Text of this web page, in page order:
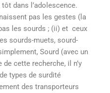
dans l’adolescence.
pas les gestes (la
les sourds ; (ii) et ceux
sourds-muets, sourd-
Sourd (avec un
cette recherche, il n’y
types de surdité
des transporteurs